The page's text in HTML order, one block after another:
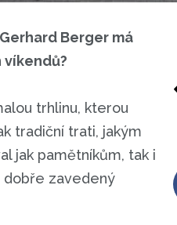
Berger má
trhlinu, kterou
tradiční trati, jakým
jak pamětníkům, tak i
dobře zavedený